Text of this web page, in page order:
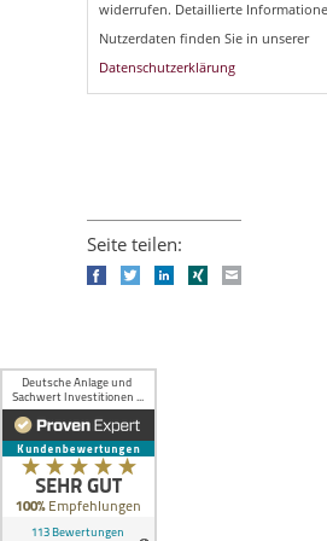
widerrufen. Detaillierte
Nutzerdaten finden Sie in unserer
Datenschutzerklärung
Seite teilen:
FacebookTwitterLinkedIn
Xing